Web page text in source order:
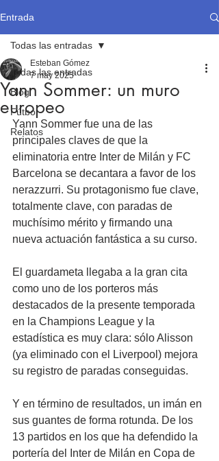
Entrada
Todas las entradas
Blog
Fútbol
Relatos
Todas las entradas
Yann Sommer: un muro
europeo
Esteban Gómez
7 may 2025
Yann Sommer fue una de las
principales claves de que la
eliminatoria entre Inter de Milán y FC
Barcelona se decantara a favor de los
nerazzurri. Su protagonismo fue clave,
totalmente clave, con paradas de
muchísimo mérito y firmando una
nueva actuación fantástica a su curso.
El guardameta llegaba a la gran cita
como uno de los porteros más
destacados de la presente temporada
en la Champions League y la
estadística es muy clara: sólo Alisson
(ya eliminado con el Liverpool) mejora
su registro de paradas conseguidas.
Y en término de resultados, un imán en
sus guantes de forma rotunda. De los
13 partidos en los que ha defendido la
portería del Inter de Milán en Copa de